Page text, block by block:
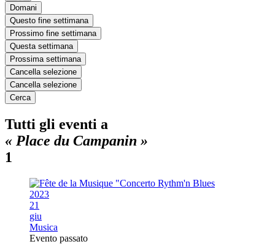
Domani
Questo fine settimana
Prossimo fine settimana
Questa settimana
Prossima settimana
Cancella selezione
Cancella selezione
Cerca
Tutti gli eventi a
« Place du Campanin »
1
2023
21
giu
Musica
Evento passato